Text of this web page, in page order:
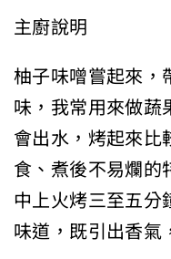
主廚說明
柚子味噌嘗起來
味，我常用來做
會出水，烤起來
食、煮後不易爛
中上火烤三至五
味道，既引出香